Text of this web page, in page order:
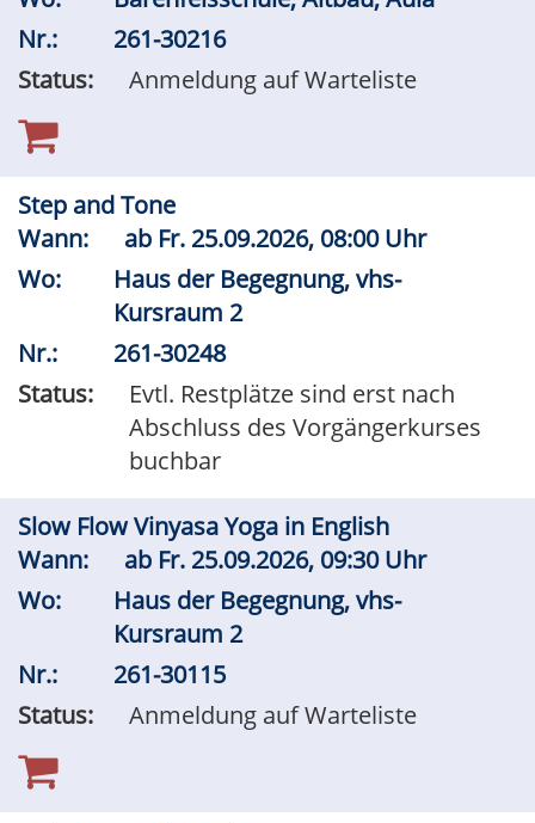
Nr.:
261-30216
Status:
Anmeldung auf Warteliste
Step and Tone
Wann:
ab Fr. 25.09.2026, 08:00 Uhr
Wo:
Haus der Begegnung, vhs-
Kursraum 2
Nr.:
261-30248
Status:
Evtl. Restplätze sind erst nach
Abschluss des Vorgängerkurses
buchbar
Slow Flow Vinyasa Yoga in English
Wann:
ab Fr. 25.09.2026, 09:30 Uhr
Wo:
Haus der Begegnung, vhs-
Kursraum 2
Nr.:
261-30115
Status:
Anmeldung auf Warteliste